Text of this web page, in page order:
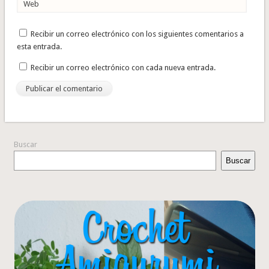
Web
Recibir un correo electrónico con los siguientes comentarios a
esta entrada.
Recibir un correo electrónico con cada nueva entrada.
Buscar
Buscar